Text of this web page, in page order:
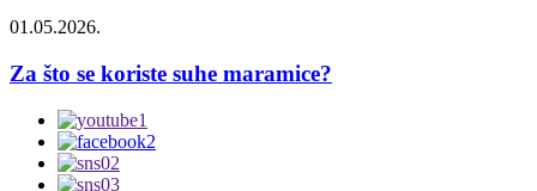
01.05.2026.
Za što se koriste suhe maramice?